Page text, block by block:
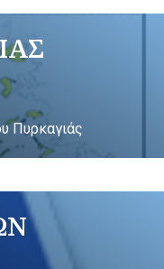
Πυρκαγιάς